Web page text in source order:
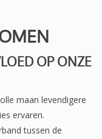
OP ONZE
maan levendigere
ervaren.
tussen de